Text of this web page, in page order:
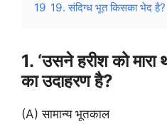
19 19. संदिग्ध भूत किसका भेद है?
1. ‘उसने हरीश को
का उदाहरण है?
(A) सामान्य भूतकाल